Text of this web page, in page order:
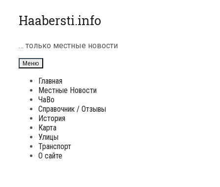
Перейти
к
Haabersti.info
… только местные новости
Меню
Главная
Местные Новости
ЧаВо
Справочник / Отзывы
История
Карта
Улицы
Транспорт
О сайте